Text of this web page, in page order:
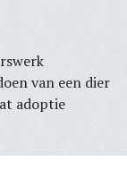
van een dier
adoptie